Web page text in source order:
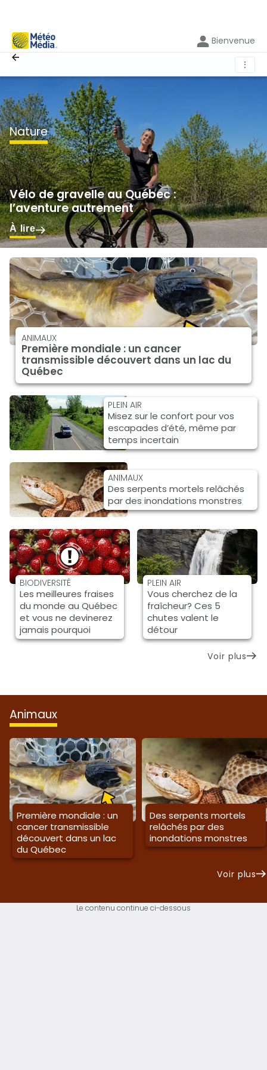
Bienvenue
⋮
nature
Vélo de gravelle au Québec :
l’aventure autrement
À lire
ANIMAUX
Première mondiale : un cancer
transmissible découvert dans un lac du
Québec
PLEIN AIR
Misez sur le confort pour vos
escapades d’été, même par
temps incertain
ANIMAUX
Des serpents mortels relâchés
par des inondations monstres
BIODIVERSITÉ
Les meilleures fraises
du monde au Québec
et vous ne devinerez
jamais pourquoi
PLEIN AIR
Vous cherchez de la
fraîcheur? Ces 5
chutes valent le
détour
Voir plus
animaux
Première mondiale : un
cancer transmissible
découvert dans un lac
du Québec
Des serpents mortels
relâchés par des
inondations monstres
Voir plus
Le contenu continue ci-dessous